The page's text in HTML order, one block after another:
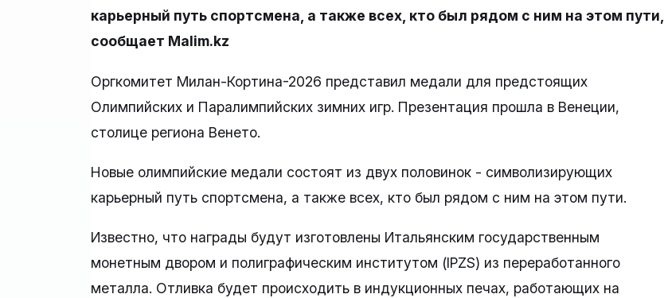
карьерный путь спортсмена, а также всех, кто был рядом с ним на этом пути,
сообщает Malim.kz
Оргкомитет Милан-Кортина-2026 представил медали для предстоящих
Олимпийских и Паралимпийских зимних игр. Презентация прошла в Венеции,
столице региона Венето.
Новые олимпийские медали состоят из двух половинок - символизирующих
карьерный путь спортсмена, а также всех, кто был рядом с ним на этом пути.
Известно, что награды будут изготовлены Итальянским государственным
монетным двором и полиграфическим институтом (IPZS) из переработанного
металла. Отливка будет происходить в индукционных печах, работающих на